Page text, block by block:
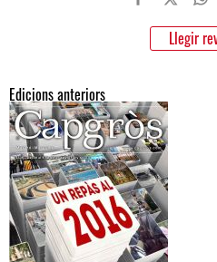
Llegir
Edicions anteriors